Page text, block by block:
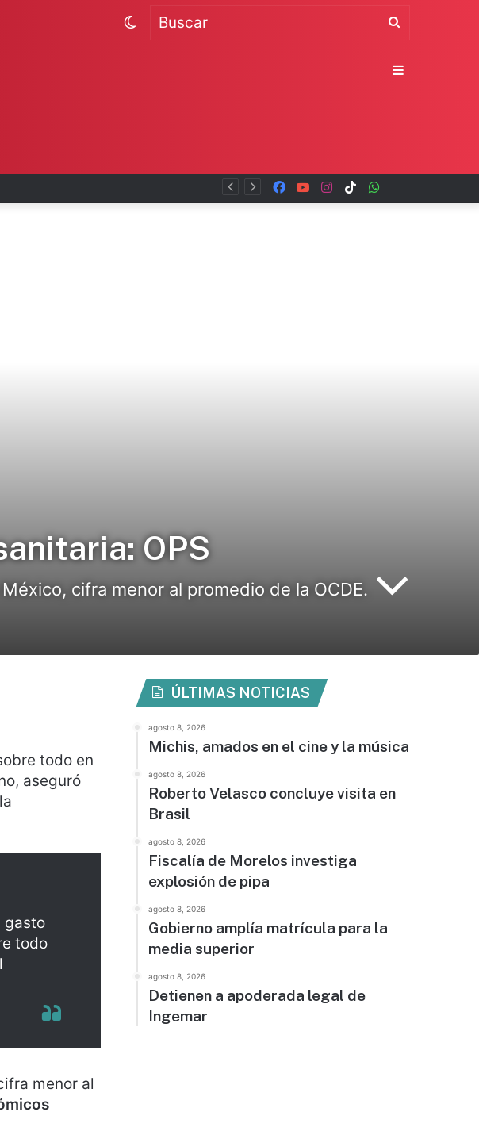
pipa TikTok
Instagram
YouTube
Facebook
Buscar
Switch
Sidebar
OPS
cifra menor al promedio de la OCDE.
todo en
aseguró
gasto
todo
menor al
ÚLTIMAS NOTICIAS
agosto 8, 2026
Michis, amados en el cine y la música
agosto 8, 2026
Roberto Velasco concluye visita en
Brasil
agosto 8, 2026
Fiscalía de Morelos investiga
explosión de pipa
agosto 8, 2026
Gobierno amplía matrícula para la
media superior
agosto 8, 2026
Detienen a apoderada legal de
Ingemar